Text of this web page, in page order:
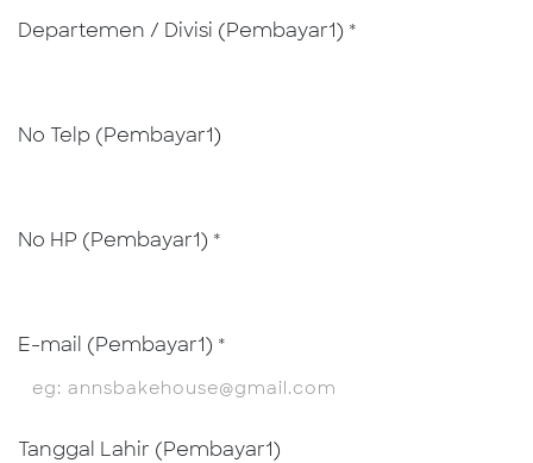
Departemen / Divisi (Pembayar1) *
No Telp (Pembayar1)
No HP (Pembayar1) *
E-mail (Pembayar1) *
Tanggal Lahir (Pembayar1)